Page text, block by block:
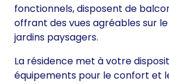
fonctionnels, disposent de
offrant des vues agréables sur
jardins paysagers.
La résidence met à votre
équipements pour le confort et